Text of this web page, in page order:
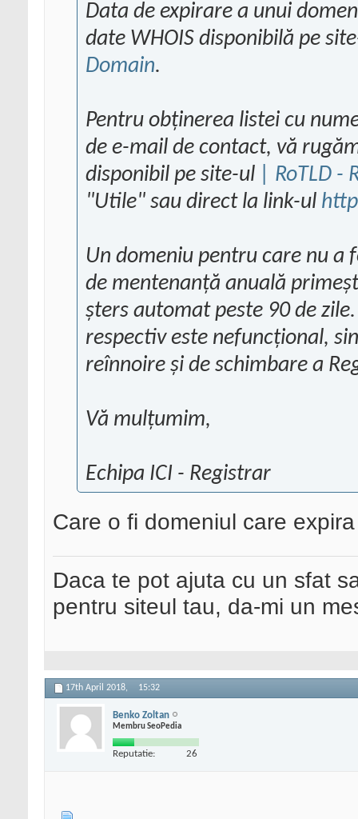
Data de expirare a unui
date WHOIS disponibilă pe
Domain.
Pentru obținerea listei cu
de e-mail de contact, vă
disponibil pe site-ul
| RoTLD -
"Utile" sau direct la link-ul
Un domeniu pentru care nu
de mentenanță anuală
șters automat peste 90 de
respectiv este nefuncțional,
reînnoire și de schimbare a
Vă mulțumim,
Echipa ICI - Registrar
Care o fi domeniul care
Daca te pot ajuta cu un sfat
pentru siteul tau, da-mi un
17th April 2018, 15:32
Benko Zoltan
Membru SeoPedia
Reputatie: 26